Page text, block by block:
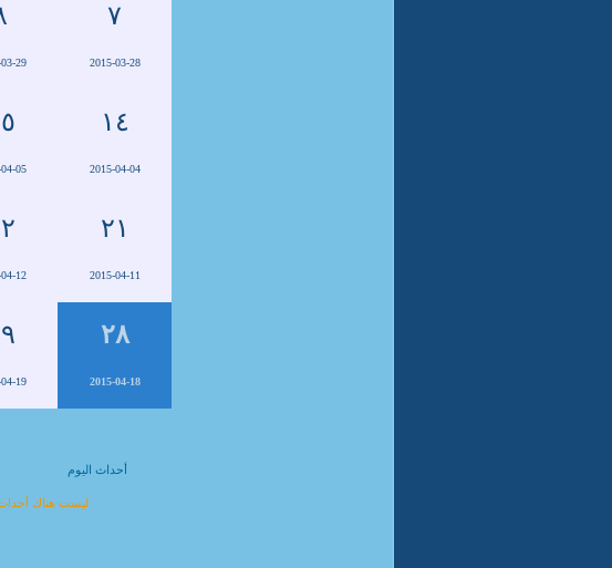
٧
2015-03-28
29
١٤
2015-04-04
05
٢١
2015-04-11
12
٢٨
2015-04-18
19
أحداث اليوم
ليست هناك